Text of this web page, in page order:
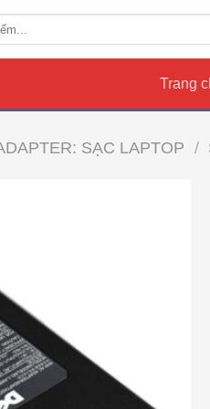
Trang
SẠC LAPTOP /